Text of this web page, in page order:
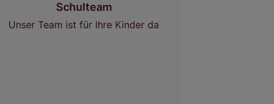
Schulteam
Unser Team ist für Ihre Kinder da